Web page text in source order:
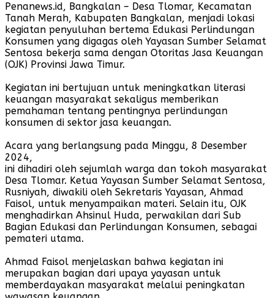
Penanews.id, Bangkalan – Desa Tlomar, Kecamatan
Tanah Merah, Kabupaten Bangkalan, menjadi lokasi
kegiatan penyuluhan bertema Edukasi Perlindungan
Konsumen yang digagas oleh Yayasan Sumber Selamat
Sentosa bekerja sama dengan Otoritas Jasa Keuangan
(OJK) Provinsi Jawa Timur.
Kegiatan ini bertujuan untuk meningkatkan literasi
keuangan masyarakat sekaligus memberikan
pemahaman tentang pentingnya perlindungan
konsumen di sektor jasa keuangan.
Acara yang berlangsung pada Minggu, 8 Desember
2024,
ini dihadiri oleh sejumlah warga dan tokoh masyarakat
Desa Tlomar. Ketua Yayasan Sumber Selamat Sentosa,
Rusniyah, diwakili oleh Sekretaris Yayasan, Ahmad
Faisol, untuk menyampaikan materi. Selain itu, OJK
menghadirkan Ahsinul Huda, perwakilan dari Sub
Bagian Edukasi dan Perlindungan Konsumen, sebagai
pemateri utama.
Ahmad Faisol menjelaskan bahwa kegiatan ini
merupakan bagian dari upaya yayasan untuk
memberdayakan masyarakat melalui peningkatan